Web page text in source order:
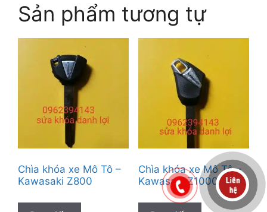
Sản phẩm tương tự
Chìa khóa xe Mô Tô –
Kawasaki Z800
Chìa khóa xe Mô Tô –
Kawasaki Z1000